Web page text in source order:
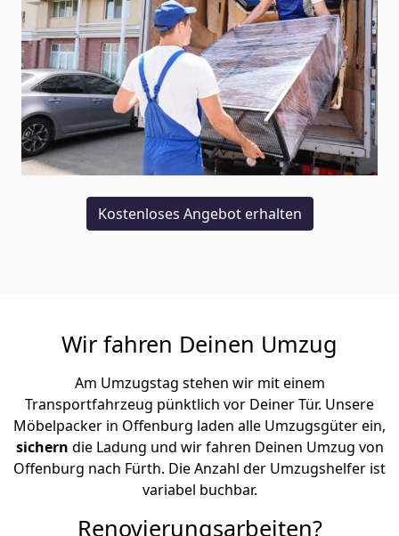
Kostenloses Angebot erhalten
Wir fahren Deinen Umzug
Am Umzugstag stehen wir mit einem
Transportfahrzeug pünktlich vor Deiner Tür. Unsere
Möbelpacker in Offenburg laden alle Umzugsgüter ein,
sichern die Ladung und wir fahren Deinen Umzug von
Offenburg nach Fürth. Die Anzahl der Umzugshelfer ist
variabel buchbar.
Renovierungsarbeiten?